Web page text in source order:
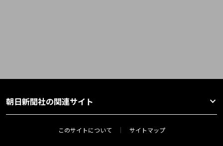
朝日新聞社の関連サイト
このサイトについて サイトマップ